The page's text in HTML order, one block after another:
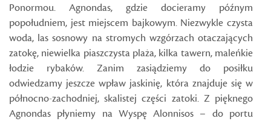
Ponormou. Agnondas, gdzie docieramy późnym
popołudniem, jest miejscem bajkowym. Niezwykle czysta
woda, las sosnowy na stromych wzgórzach otaczających
zatokę, niewielka piaszczysta plaża, kilka tawern, maleńkie
łodzie rybaków. Zanim zasiądziemy do posiłku
odwiedzamy jeszcze wpław jaskinię, która znajduje się w
północno-zachodniej, skalistej części zatoki. Z pięknego
Agnondas płyniemy na Wyspę Alonnisos – do portu